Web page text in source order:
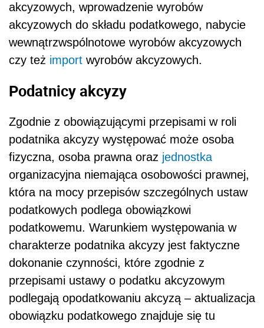
akcyzowych, wprowadzenie wyrobów
akcyzowych do składu podatkowego, nabycie
wewnątrzwspólnotowe wyrobów akcyzowych
czy też import wyrobów akcyzowych.
Podatnicy akcyzy
Zgodnie z obowiązującymi przepisami w roli
podatnika akcyzy występować może osoba
fizyczna, osoba prawna oraz jednostka
organizacyjna niemająca osobowości prawnej,
która na mocy przepisów szczególnych ustaw
podatkowych podlega obowiązkowi
podatkowemu. Warunkiem występowania w
charakterze podatnika akcyzy jest faktyczne
dokonanie czynności, które zgodnie z
przepisami ustawy o podatku akcyzowym
podlegają opodatkowaniu akcyzą – aktualizacja
obowiązku podatkowego znajduje się tu